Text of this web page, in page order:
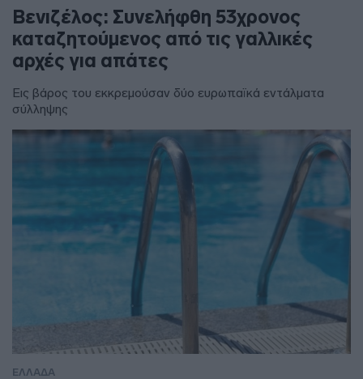
Βενιζέλος: Συνελήφθη 53χρονος
καταζητούμενος από τις γαλλικές
αρχές για απάτες
Εις βάρος του εκκρεμούσαν δύο ευρωπαϊκά εντάλματα
σύλληψης
ΕΛΛΑΔΑ